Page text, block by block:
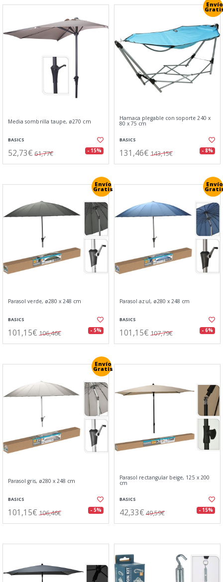
Media sombrilla taupe, ø270 cm
BASICS
52,73€ 61,77€ - 15%
Envío
Hamaca plegable con soporte 240 x
80 x 75 cm
BASICS
131,46€ 143,15€ - 8%
Envío
Gratis
Parasol verde, ø280 x 248 cm
BASICS
101,15€ 106,46€ - 5%
Envío
Parasol azul, ø280 x 248 cm
BASICS
101,15€ 107,79€ - 6%
Envío
Gratis
Parasol gris, ø280 x 248 cm
BASICS
101,15€ 106,46€ - 5%
Parasol rectangular beige, 125 x 200
cm
BASICS
42,33€ 49,59€ - 15%